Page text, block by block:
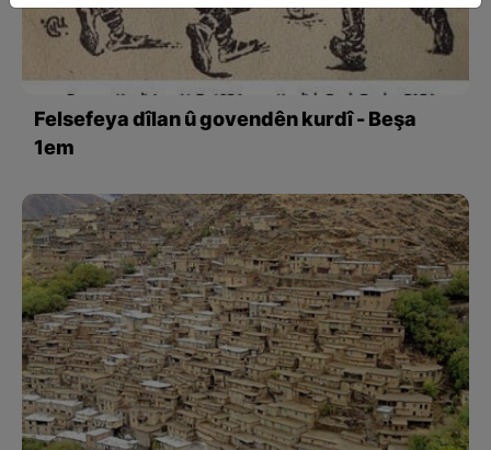
Felsefeya dîlan û govendên kurdî - Beşa
1em